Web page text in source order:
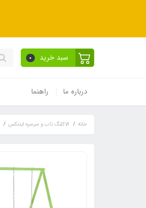
سبد خرید 0
درباره ما راهنما
خانه الاکلنگ تاب و سرسره اینتکس